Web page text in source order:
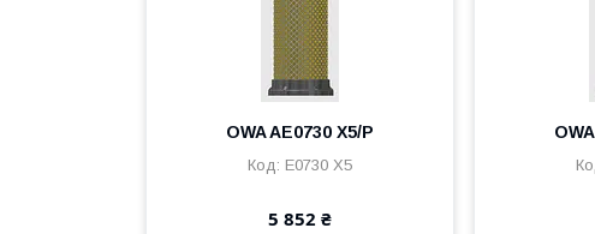
OWA AE0730 X5/P
E0730 X5
5 852 ₴